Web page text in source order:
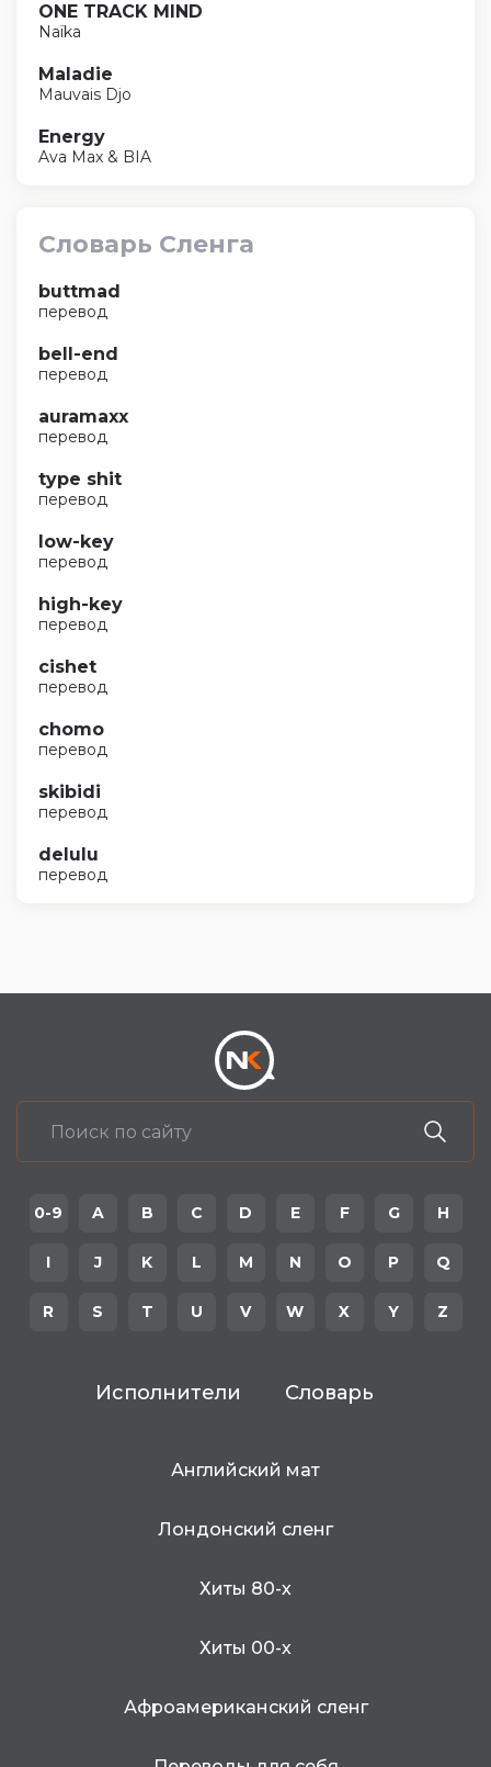
ONE TRACK MIND
Naïka
Maladie
Mauvais Djo
Energy
Ava Max & BIA
Словарь Сленга
buttmad
перевод
bell-end
перевод
auramaxx
перевод
type shit
перевод
low-key
перевод
high-key
перевод
cishet
перевод
chomo
перевод
skibidi
перевод
delulu
перевод
0-9 A B C D E F G H
I J K L M N O P Q
R S T U V W X Y Z
Исполнители Словарь
Английский мат
Лондонский сленг
Хиты 80-х
Хиты 00-х
Афроамериканский сленг